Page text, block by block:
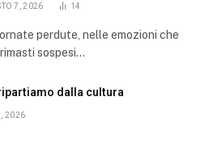
7, 2026 14
perdute, nelle emozioni che
sospesi…
dalla cultura
2026